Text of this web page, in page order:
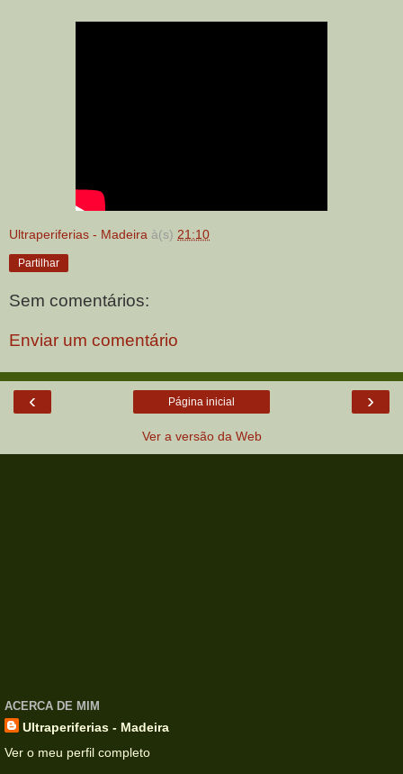
Ultraperiferias - Madeira à(s) 21:10
Partilhar
Sem comentários:
Enviar um comentário
‹ ›
Página inicial
Ver a versão da Web
ACERCA DE MIM
Ultraperiferias - Madeira
Ver o meu perfil completo